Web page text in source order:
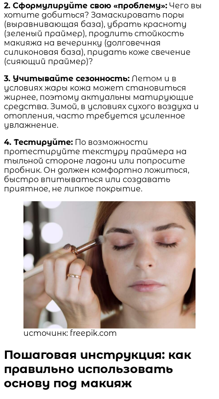
2. Сформулируйте свою «проблему»: Чего вы
хотите добиться? Замаскировать поры
(выравнивающая база), убрать красноту
(зеленый праймер), продлить стойкость
макияжа на вечеринку (долговечная
силиконовая база), придать коже свечение
(сияющий праймер)?
3. Учитывайте сезонность: Летом и в
условиях жары кожа может становиться
жирнее, поэтому актуальны матирующие
средства. Зимой, в условиях сухого воздуха и
отопления, часто требуется усиленное
увлажнение.
4. Тестируйте: По возможности
протестируйте текстуру праймера на
тыльной стороне ладони или попросите
пробник. Он должен комфортно ложиться,
быстро впитываться или создавать
приятное, не липкое покрытие.
источинк: freepik.com
Пошаговая инструкция: как
правильно использовать
основу под макияж